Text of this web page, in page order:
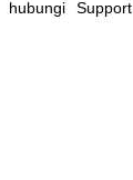
hubungi Support